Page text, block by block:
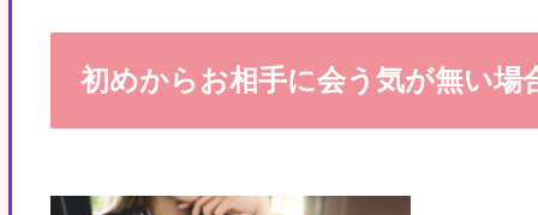
初めからお相手に会う気が無い場